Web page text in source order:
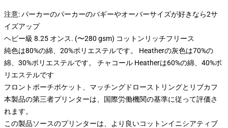
注意: パーカーのパーカーのバギーやオーバーサイズが好きなら2サ
イズアップ
ヘビー級 8.25 オンス. (〜280 gsm) コットンリッチフリース
純色は80%の綿、20%ポリエステルです。 Heatherの灰色は70%の
綿、30%ポリエステルです。 チャコール Heatherは60%の綿、40%ポ
リエステルです
フロントポーチポケット、マッチングドローストリングとリブカフ
本製品の第三者プリンターは、国際労働機関の基準に従って評価さ
れます。
この製品ソースのプリンターは、より良いコットンイニシアティブ